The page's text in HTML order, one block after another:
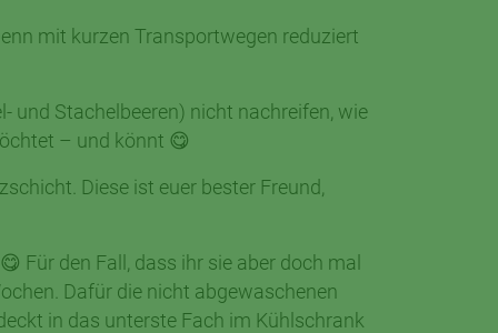
mit kurzen Transportwegen reduziert
und Stachelbeeren) nicht nachreifen, wie
– und könnt 😋
Diese ist euer bester Freund,
Für den Fall, dass ihr sie aber doch mal
Dafür die nicht abgewaschenen
in das unterste Fach im Kühlschrank